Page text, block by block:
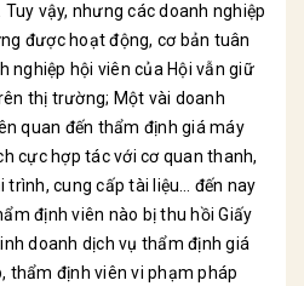
vậy, nhưng các doanh nghiệp
được hoạt động, cơ bản tuân
nghiệp hội viên của Hội vẫn giữ
thị trường; Một vài doanh
quan đến thẩm định giá máy
cực hợp tác với cơ quan thanh,
trình, cung cấp tài liệu… đến nay
định viên nào bị thu hồi Giấy
doanh dịch vụ thẩm định giá
thẩm định viên vi phạm pháp